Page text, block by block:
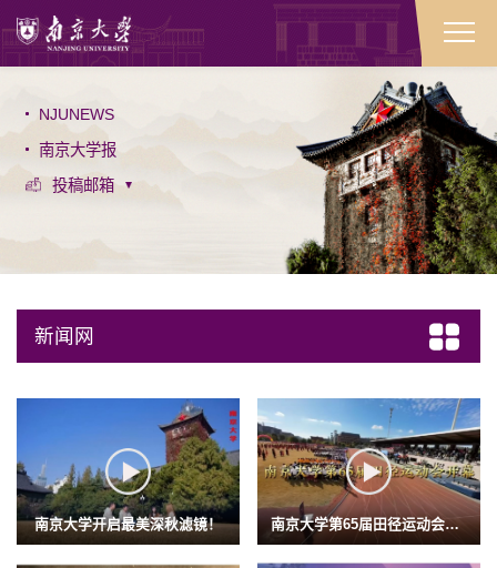
NJUNEWS
南京大学报
投稿邮箱
新闻网
南京大学开启最美深秋滤镜！ 南京大学第65届田径运动会开幕！